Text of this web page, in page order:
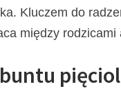
Kluczem do
między rodzicami